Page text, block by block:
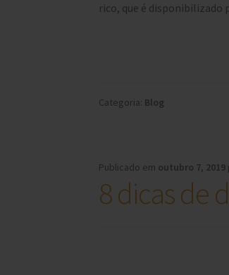
rico, que é disponibilizado
Categoria: Blog
Publicado em outubro 7, 2019
8 dicas de